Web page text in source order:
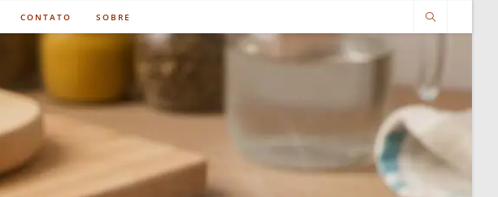
CONTATO SOBRE